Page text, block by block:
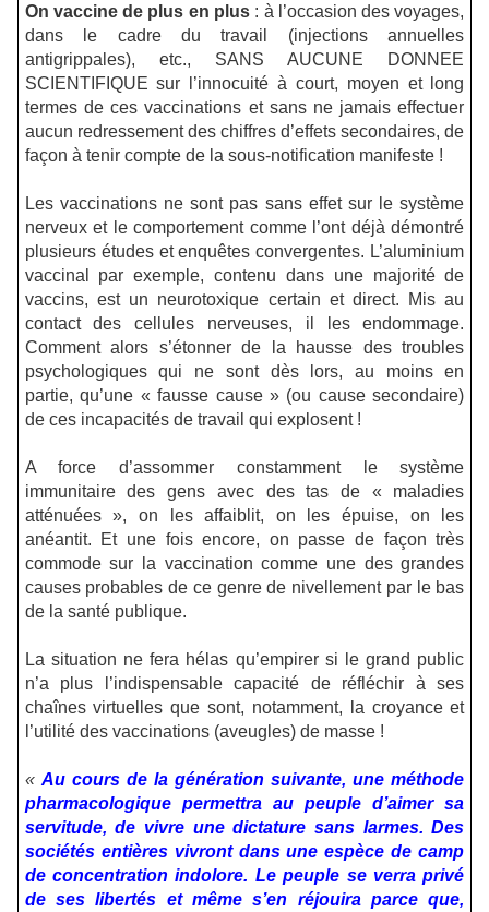
On vaccine de plus en plus : à l’occasion des voyages,
dans le cadre du travail (injections annuelles
antigrippales), etc., SANS AUCUNE DONNEE
SCIENTIFIQUE sur l’innocuité à court, moyen et long
termes de ces vaccinations et sans ne jamais effectuer
aucun redressement des chiffres d’effets secondaires, de
façon à tenir compte de la sous-notification manifeste !
Les vaccinations ne sont pas sans effet sur le système
nerveux et le comportement comme l’ont déjà démontré
plusieurs études et enquêtes convergentes. L’aluminium
vaccinal par exemple, contenu dans une majorité de
vaccins, est un neurotoxique certain et direct. Mis au
contact des cellules nerveuses, il les endommage.
Comment alors s’étonner de la hausse des troubles
psychologiques qui ne sont dès lors, au moins en
partie, qu’une « fausse cause » (ou cause secondaire)
de ces incapacités de travail qui explosent !
A force d’assommer constamment le système
immunitaire des gens avec des tas de « maladies
atténuées », on les affaiblit, on les épuise, on les
anéantit. Et une fois encore, on passe de façon très
commode sur la vaccination comme une des grandes
causes probables de ce genre de nivellement par le bas
de la santé publique.
La situation ne fera hélas qu’empirer si le grand public
n’a plus l’indispensable capacité de réfléchir à ses
chaînes virtuelles que sont, notamment, la croyance et
l’utilité des vaccinations (aveugles) de masse !
« Au cours de la génération suivante, une méthode
pharmacologique permettra au peuple d’aimer sa
servitude, de vivre une dictature sans larmes. Des
sociétés entières vivront dans une espèce de camp
de concentration indolore. Le peuple se verra privé
de ses libertés et même s’en réjouira parce que,